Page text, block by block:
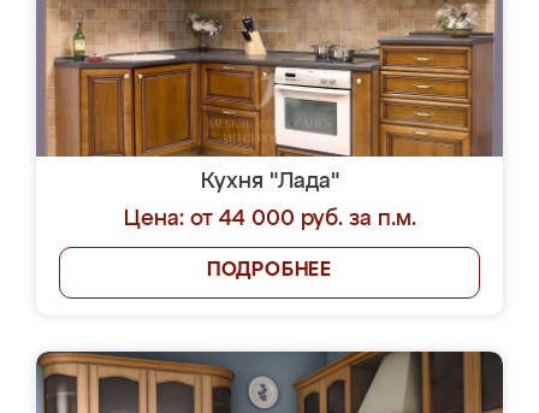
Кухня "Лада"
Цена: от 44 000 руб. за п.м.
ПОДРОБНЕЕ